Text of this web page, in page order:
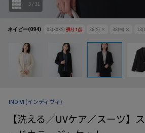
ネイビー(094) 03(XXXS) 残り 1点 36(S) × 38(M) ×
3 / 31
INDIVI (インディヴィ)
【洗える／UVケア／スーツ】